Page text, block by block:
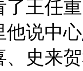
了王任
他说中心
、史来